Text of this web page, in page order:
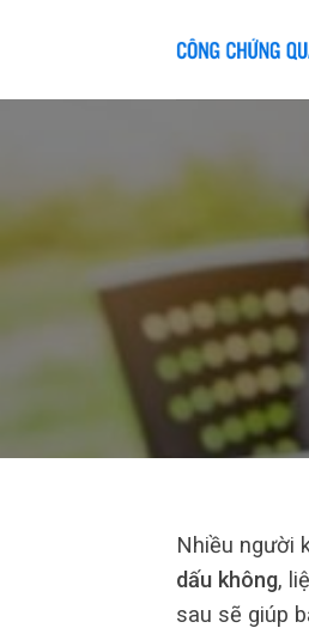
Nhiều người
dấu không,
sau sẽ giúp